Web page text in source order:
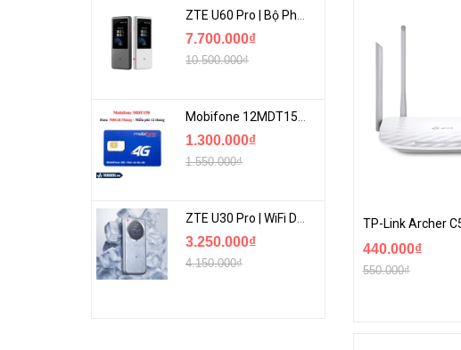
440.000₫
550.000₫
ZTE U60 Pro | Bộ Phát 5G Cầm Tay Tích Hợp Công Nghệ WiFi 7, Pin 10000mAh
7.700.000₫
10.500.000₫
Mobifone 12MDT150 | Sim Chuyên 4G Mobifone Dung Lượng Cao 500GB/Tháng Gói 1 Năm
1.300.000₫
1.550.000₫
ZTE U30 Pro | WiFi Di Động 5G Tốc Độ Lên Đến 500Mbps, Màn Hình Cảm Ứng
3.250.000₫
4.150.000₫